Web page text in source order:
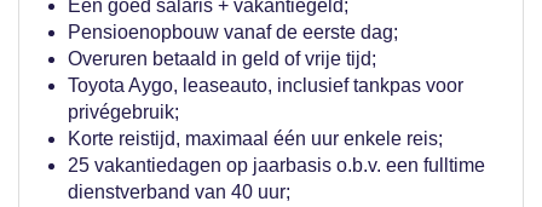
Een goed salaris + vakantiegeld;
Pensioenopbouw vanaf de eerste dag;
Overuren betaald in geld of vrije tijd;
Toyota Aygo, leaseauto, inclusief tankpas voor
privégebruik;
Korte reistijd, maximaal één uur enkele reis;
25 vakantiedagen op jaarbasis o.b.v. een fulltime
dienstverband van 40 uur;